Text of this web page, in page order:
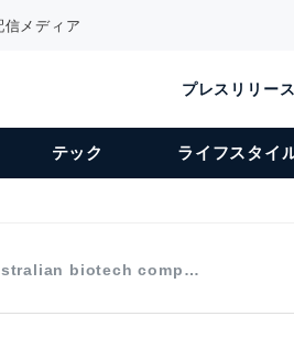
メディア
プレスリリー
テック ライフスタイ
biotech comp…